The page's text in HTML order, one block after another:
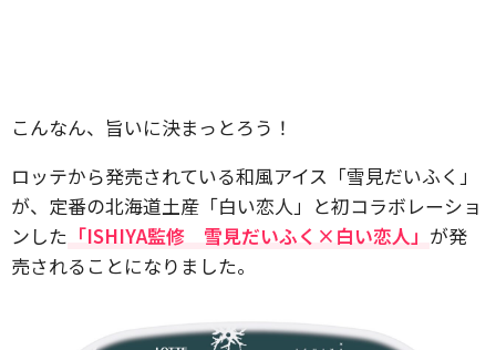
こんなん、旨いに決まっとろう！
ロッテから発売されている和風アイス「雪見だいふく」
が、定番の北海道土産「白い恋人」と初コラボレーショ
ンした 「ISHIYA監修 雪見だいふく×白い恋人」 が発
売されることになりました。